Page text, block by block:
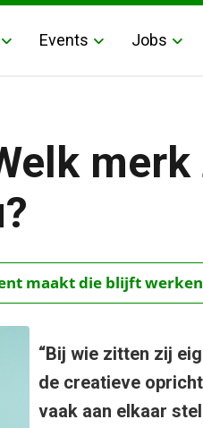
Events Jobs
maakt die blijft
“Bij wie zitten zij
de creatieve
vaak aan elkaar